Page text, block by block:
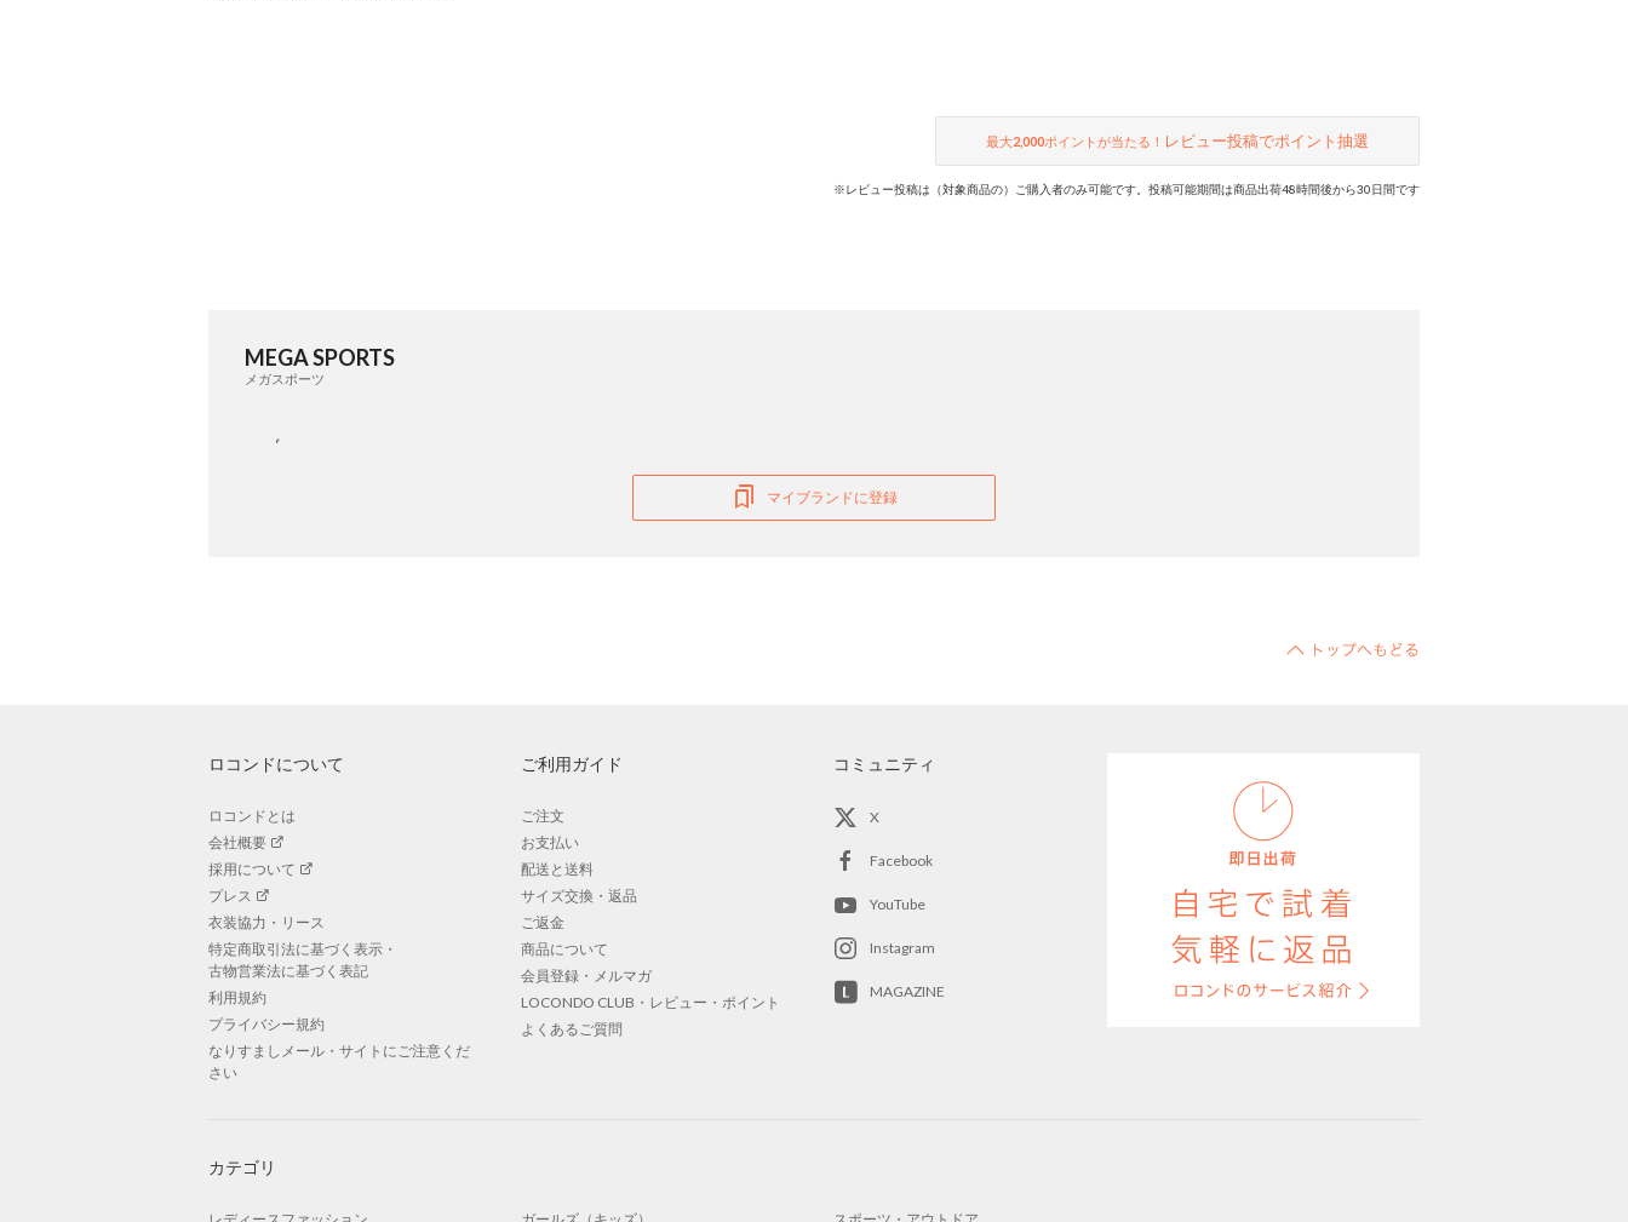
最大2,000ポイントが当たる！ レビュー投稿でポイント抽選
※レビュー投稿は（対象商品の）ご購入者のみ可能です。投稿可能期間は商品出荷48時間後から30日間です
MEGA SPORTS
メガスポーツ
マイブランドに登録
ロコンドについて
ロコンドとは
会社概要
採用について
プレス
衣装協力・リース
特定商取引法に基づく表示・
古物営業法に基づく表記
利用規約
プライバシー規約
なりすましメール・サイトにご注意くだ
さい
ご利用ガイド
ご注文
お支払い
配送と送料
サイズ交換・返品
ご返金
商品について
会員登録・メルマガ
LOCONDO CLUB・レビュー・ポイント
よくあるご質問
コミュニティ
X
Facebook
YouTube
Instagram
MAGAZINE
カテゴリ